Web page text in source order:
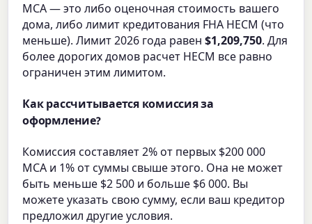
MCA — это либо оценочная стоимость вашего
дома, либо лимит кредитования FHA HECM (что
меньше). Лимит 2026 года равен$1,209,750. Для
более дорогих домов расчет HECM все равно
ограничен этим лимитом.
Как рассчитывается комиссия за
оформление?
Комиссия составляет 2% от первых $200 000
MCA и 1% от суммы свыше этого. Она не может
быть меньше $2 500 и больше $6 000. Вы
можете указать свою сумму, если ваш кредитор
предложил другие условия.